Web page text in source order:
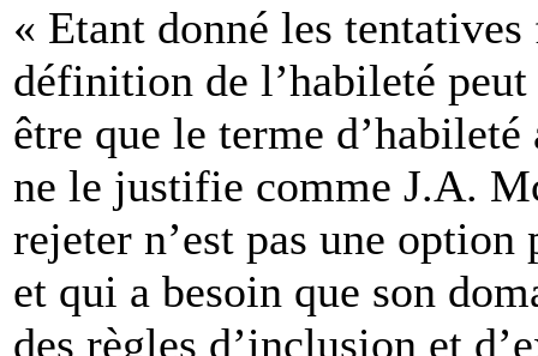
« Etant donné les
définition de l’habileté
être que le terme
ne le justifie comme J.A.
rejeter n’est pas une
et qui a besoin que son
des règles d’inclusion et